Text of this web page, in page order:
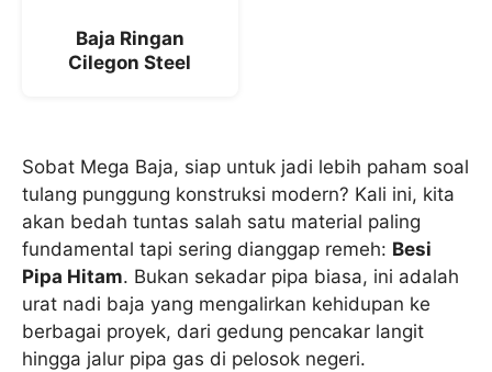
Baja Ringan
Cilegon Steel
Sobat Mega Baja, siap untuk jadi lebih paham soal
tulang punggung konstruksi modern? Kali ini, kita
akan bedah tuntas salah satu material paling
fundamental tapi sering dianggap remeh: Besi
Pipa Hitam. Bukan sekadar pipa biasa, ini adalah
urat nadi baja yang mengalirkan kehidupan ke
berbagai proyek, dari gedung pencakar langit
hingga jalur pipa gas di pelosok negeri.